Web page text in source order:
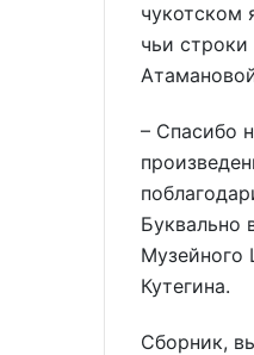
чукотском
чьи
– Спасибо
Буквально
Музейного
Кутегина.
Сборник,